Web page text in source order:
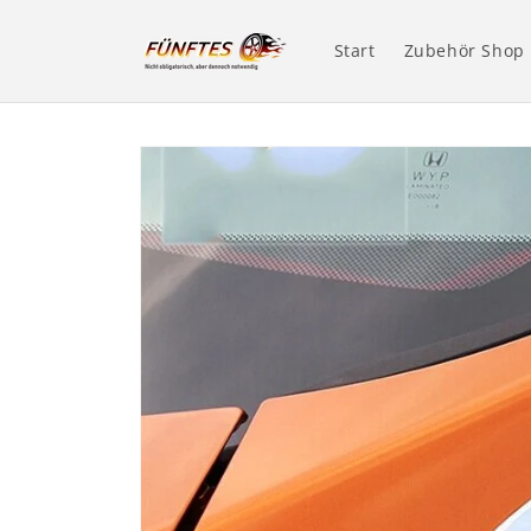
Start Zubehör Shop
Produktinformationen